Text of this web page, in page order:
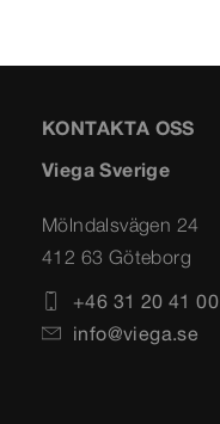
KONTAKTA OSS
Viega Sverige
Mölndalsvägen 24
412 63 Göteborg
+46 31 20 41 00
info@viega.se